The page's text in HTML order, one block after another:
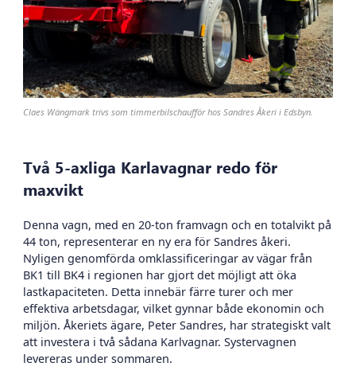
Claes Wängmark trivs som timmerbilschaufför hos Sandres Åkeri i Edsbyn.
Två 5-axliga Karlavagnar redo för
maxvikt
Denna vagn, med en 20-ton framvagn och en totalvikt på
44 ton, representerar en ny era för Sandres åkeri.
Nyligen genomförda omklassificeringar av vägar från
BK1 till BK4 i regionen har gjort det möjligt att öka
lastkapaciteten. Detta innebär färre turer och mer
effektiva arbetsdagar, vilket gynnar både ekonomin och
miljön. Åkeriets ägare, Peter Sandres, har strategiskt valt
att investera i två sådana Karlvagnar. Systervagnen
levereras under sommaren.